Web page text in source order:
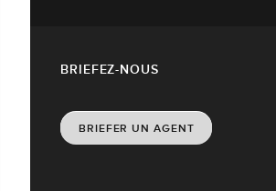
BRIEFEZ-NOUS
BRIEFER UN AGENT